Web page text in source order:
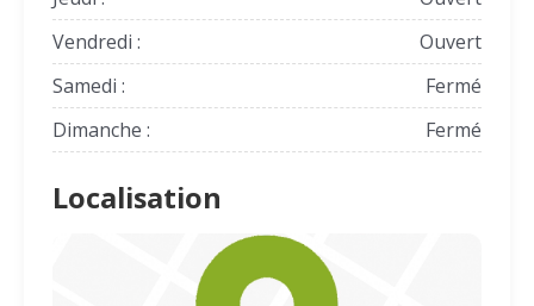
Vendredi :
Ouvert
Samedi :
Fermé
Dimanche :
Fermé
Localisation